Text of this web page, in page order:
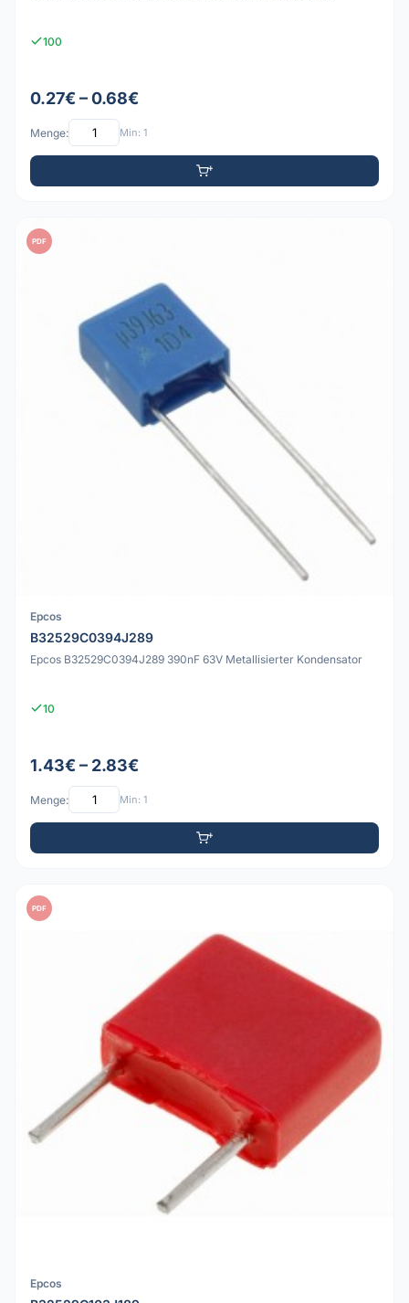
100
0.27€ – 0.68€
Menge: Min: 1
PDF
Epcos
B32529C0394J289
Epcos B32529C0394J289 390nF 63V Metallisierter Kondensator
10
1.43€ – 2.83€
Menge: Min: 1
PDF
Epcos